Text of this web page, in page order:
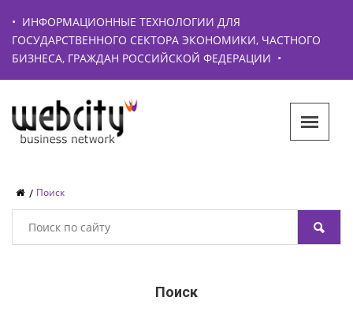
• ИНФОРМАЦИОННЫЕ ТЕХНОЛОГИИ ДЛЯ
ГОСУДАРСТВЕННОГО СЕКТОРА ЭКОНОМИКИ, ЧАСТНОГО
БИЗНЕСА, ГРАЖДАН РОССИЙСКОЙ ФЕДЕРАЦИИ •
Поиск
Поиск